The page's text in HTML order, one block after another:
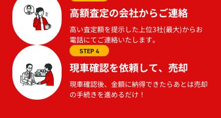
高額査定の会社からご連絡
高い査定額を提示した上位3社(最大)からお
電話にてご連絡いたします。
STEP 4
現車確認を依頼して、売却
現車確認後、金額に納得できたらあとは売却
の手続きを進めるだけ！